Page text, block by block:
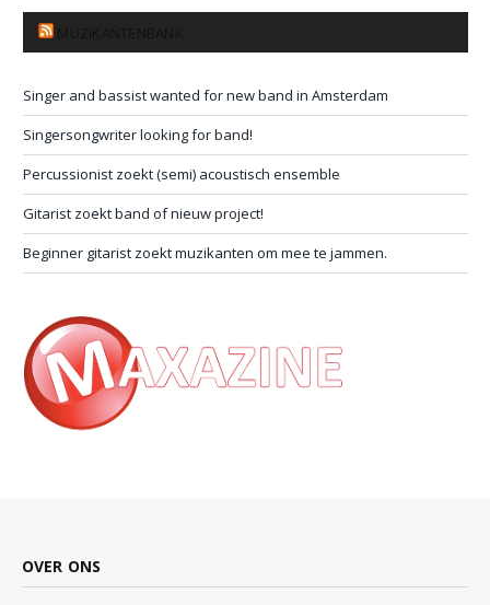
Singer and bassist wanted for new band in Amsterdam
Singersongwriter looking for band!
Percussionist zoekt (semi) acoustisch ensemble
Gitarist zoekt band of nieuw project!
Beginner gitarist zoekt muzikanten om mee te jammen.
OVER ONS